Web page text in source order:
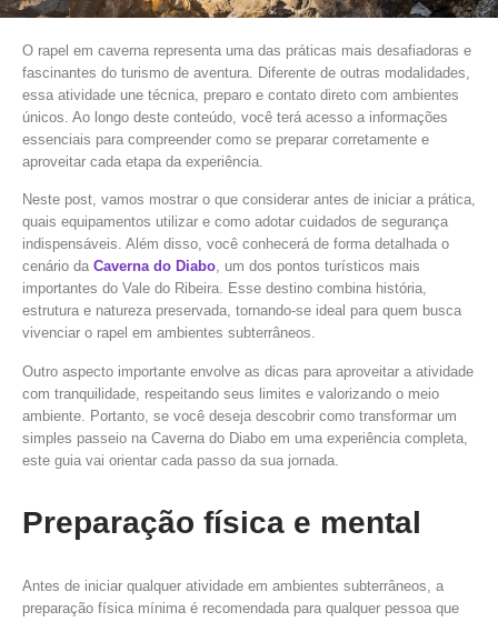
O rapel em caverna representa uma das práticas mais desafiadoras e
fascinantes do turismo de aventura. Diferente de outras modalidades,
essa atividade une técnica, preparo e contato direto com ambientes
únicos. Ao longo deste conteúdo, você terá acesso a informações
essenciais para compreender como se preparar corretamente e
aproveitar cada etapa da experiência.
Neste post, vamos mostrar o que considerar antes de iniciar a prática,
quais equipamentos utilizar e como adotar cuidados de segurança
indispensáveis. Além disso, você conhecerá de forma detalhada o
cenário da Caverna do Diabo, um dos pontos turísticos mais
importantes do Vale do Ribeira. Esse destino combina história,
estrutura e natureza preservada, tornando-se ideal para quem busca
vivenciar o rapel em ambientes subterrâneos.
Outro aspecto importante envolve as dicas para aproveitar a atividade
com tranquilidade, respeitando seus limites e valorizando o meio
ambiente. Portanto, se você deseja descobrir como transformar um
simples passeio na Caverna do Diabo em uma experiência completa,
este guia vai orientar cada passo da sua jornada.
Preparação física e mental
Antes de iniciar qualquer atividade em ambientes subterrâneos, a
preparação física mínima é recomendada para qualquer pessoa que